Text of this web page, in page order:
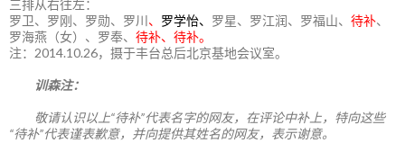
三排从右往左：
罗卫、罗刚、罗勋、罗川 、 罗学怡、 罗星、罗江润、罗福山、 待补、
罗海燕（女）、罗奉、 待补、待补。
注：2014.10.26，摄于丰台总后北京基地会议室。
训森注：
敬请认识以上“待补”代表名字的网友，在评论中补上，特向这些
“待补”代表谨表歉意，并向提供其姓名的网友，表示谢意。